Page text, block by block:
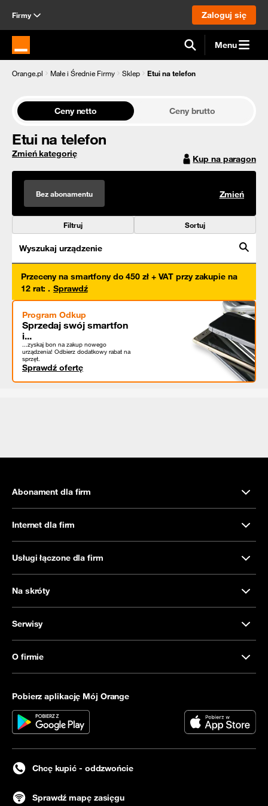
Firmy Zaloguj się
Strona główna Orange.pl Menu
Orange.pl Małe i Średnie Firmy Sklep Etui na telefon
Ceny netto Ceny brutto
Etui na telefon
Zmień kategorię Kup na paragon
Bez abonamentu Zmień
Filtruj Sortuj
Wyszukaj urządzenie
Przeceny na smartfony do 450 zł + VAT przy zakupie na
12 rat: . Sprawdź
Program Odkup
Sprzedaj swój smartfon
i...
...zyskaj bon na zakup nowego
urządzenia! Odbierz dodatkowy rabat na
sprzęt.
Sprawdź ofertę
Abonament dla firm
Internet dla firm
Usługi łączone dla firm
Na skróty
Serwisy
O firmie
Pobierz aplikację Mój Orange
Chcę kupić - oddzwońcie
Sprawdź mapę zasięgu